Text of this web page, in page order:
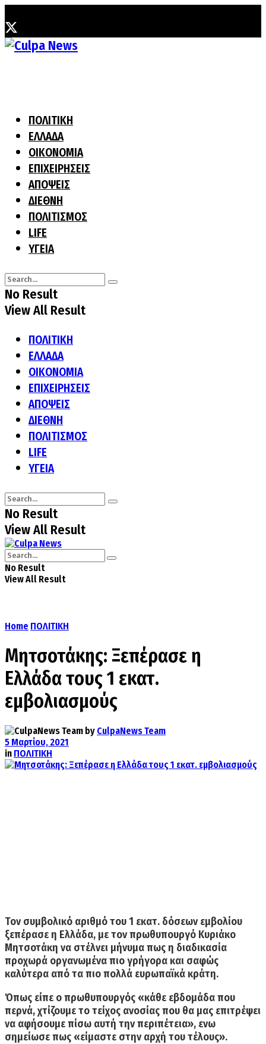
ΠΟΛΙΤΙΚΗ
ΕΛΛΑΔΑ
ΟΙΚΟΝΟΜΙΑ
ΕΠΙΧΕΙΡΗΣΕΙΣ
ΑΠΟΨΕΙΣ
ΔΙΕΘΝΗ
ΠΟΛΙΤΙΣΜΟΣ
LIFE
ΥΓΕΙΑ
No Result
View All Result
ΠΟΛΙΤΙΚΗ
ΕΛΛΑΔΑ
ΟΙΚΟΝΟΜΙΑ
ΕΠΙΧΕΙΡΗΣΕΙΣ
ΑΠΟΨΕΙΣ
ΔΙΕΘΝΗ
ΠΟΛΙΤΙΣΜΟΣ
LIFE
ΥΓΕΙΑ
No Result
View All Result
No Result
View All Result
Home ΠΟΛΙΤΙΚΗ
Μητσοτάκης: Ξεπέρασε η
Ελλάδα τους 1 εκατ.
εμβολιασμούς
by CulpaNews Team
5 Μαρτίου, 2021
in ΠΟΛΙΤΙΚΗ
Τον συμβολικό αριθμό του 1 εκατ. δόσεων εμβολίου
ξεπέρασε η Ελλάδα, με τον πρωθυπουργό Κυριάκο
Μητσοτάκη να στέλνει μήνυμα πως η διαδικασία
προχωρά οργανωμένα πιο γρήγορα και σαφώς
καλύτερα από τα πιο πολλά ευρωπαϊκά κράτη.
Όπως είπε ο πρωθυπουργός «κάθε εβδομάδα που
περνά, χτίζουμε το τείχος ανοσίας που θα μας επιτρέψει
να αφήσουμε πίσω αυτή την περιπέτεια», ενω
σημείωσε πως «είμαστε στην αρχή του τέλους».